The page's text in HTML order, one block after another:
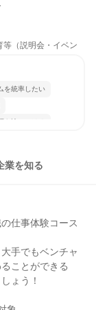
（説明会・イベン
を統率したい
を追いかける
業を知る
仕事体験コース
手でもベンチャ
ことができる
ょう！